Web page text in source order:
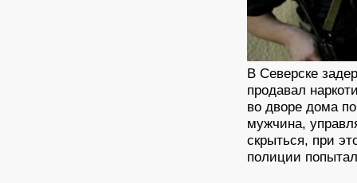
В Северске
продавал
во дворе дома
мужчина,
скрыться, при
полиции